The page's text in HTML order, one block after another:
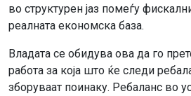
во структурен јаз помеѓу
реалната економска база.
Владата се обидува ова да го
работа за која што ќе следи
зборуваат поинаку. Ребаланс во